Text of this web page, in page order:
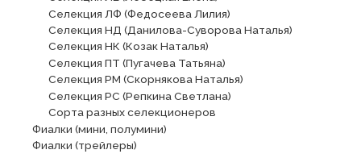
Селекция ЛФ (Федосеева Лилия)
Селекция НД (Данилова-Суворова Наталья)
Селекция НК (Козак Наталья)
Селекция ПТ (Пугачева Татьяна)
Селекция РМ (Скорнякова Наталья)
Селекция РС (Репкина Светлана)
Сорта разных селекционеров
Фиалки (мини, полумини)
Фиалки (трейлеры)